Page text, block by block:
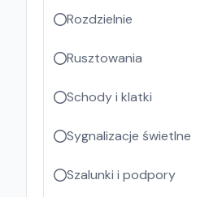
Rozdzielnie
Rusztowania
Schody i klatki
Sygnalizacje świetlne
Szalunki i podpory